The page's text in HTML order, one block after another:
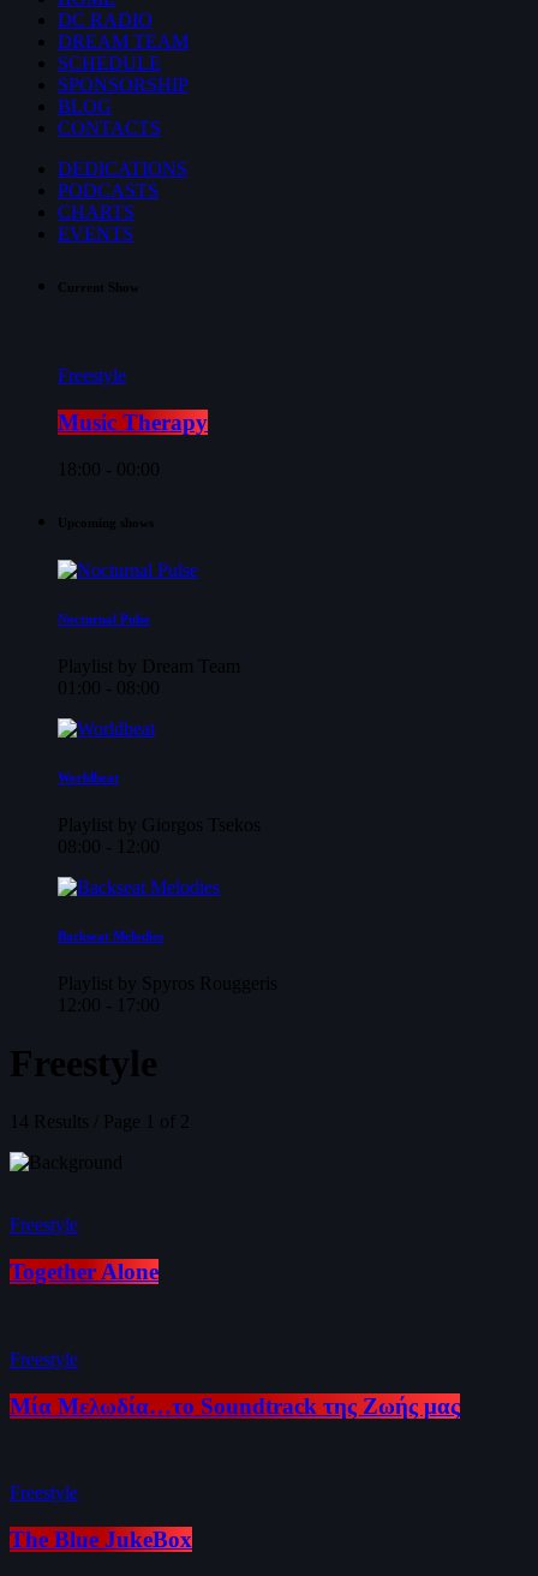
DC RADIO
DREAM TEAM
SCHEDULE
SPONSORSHIP
BLOG
CONTACTS
DEDICATIONS
PODCASTS
CHARTS
EVENTS
Current Show
Freestyle
Music Therapy
18:00 - 00:00
Upcoming shows
Nocturnal Pulse
Playlist by Dream Team
01:00 - 08:00
Worldbeat
Playlist by Giorgos Tsekos
08:00 - 12:00
Backseat Melodies
Playlist by Spyros Rouggeris
12:00 - 17:00
Freestyle
14 Results / Page 1 of 2
Freestyle
Together Alone
Freestyle
Μία Μελωδία…το Soundtrack της Ζωής μας
Freestyle
The Blue JukeBox